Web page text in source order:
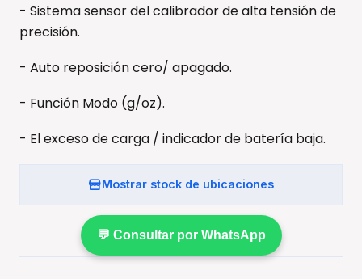
- Sistema sensor del calibrador de alta tensión de
precisión.
- Auto reposición cero/ apagado.
- Función Modo (g/oz).
- El exceso de carga / indicador de batería baja.
Mostrar stock de ubicaciones
💬 Consultar por WhatsApp